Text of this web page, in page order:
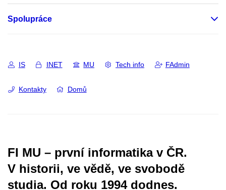
Spolupráce
IS INET MU Tech info FAdmin
Kontakty Domů
FI MU – první informatika v ČR.
V historii, ve vědě, ve svobodě
studia. Od roku 1994 dodnes.